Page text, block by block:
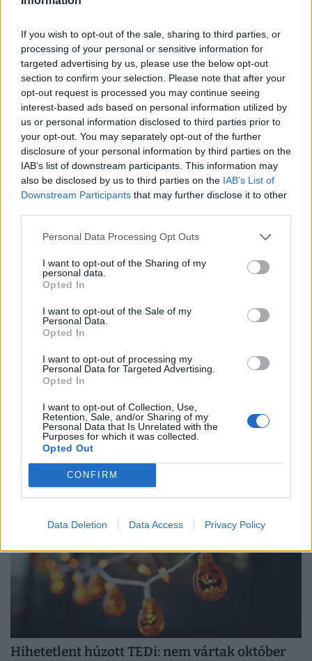
If you wish to opt-out of the sale, sharing to third parties, or
processing of your personal or sensitive information for
targeted advertising by us, please use the below opt-out
section to confirm your selection. Please note that after your
opt-out request is processed you may continue seeing
interest-based ads based on personal information utilized by
us or personal information disclosed to third parties prior to
your opt-out. You may separately opt-out of the further
disclosure of your personal information by third parties on the
IAB’s list of downstream participants. This information may
also be disclosed by us to third parties on the IAB’s List of
Downstream Participants that may further disclose it to other
Personal Data Processing Opt Outs
I want to opt-out of the Sharing of my
personal data.
Opted In
I want to opt-out of the Sale of my
Personal Data.
Opted In
I want to opt-out of processing my
Personal Data for Targeted Advertising.
Opted In
I want to opt-out of Collection, Use,
Retention, Sale, and/or Sharing of my
Personal Data that Is Unrelated with the
Purposes for which it was collected.
Opted Out
CONFIRM
Data Deletion Data Access Privacy Policy
A pénztárcánkon is érezni fogjuk a brutális
aszályt: erre figyelmezetetnek most a gazdák
A fogyasztóknak hamarosan a legtöbb alapvető
élelmiszer esetében magasabb árakkal kell számolniuk.
Véget érhet a pofátlanul olcsó kínai termékek
kora? Kiderült, mire számíthat, aki a jövőben
Temu-ról, Shein-ről, Aliexpress-ről rendelne
ruhát
Az elmúlt hetekben több olyan esemény is történt, amely
aggodalmat kelthet a fogyasztókban: kiújultak a közel-
keleti feszültségek, miközben az Európai Unió új
vámokról is döntött.
Hihetetlent húzott TEDi: nem vártak október